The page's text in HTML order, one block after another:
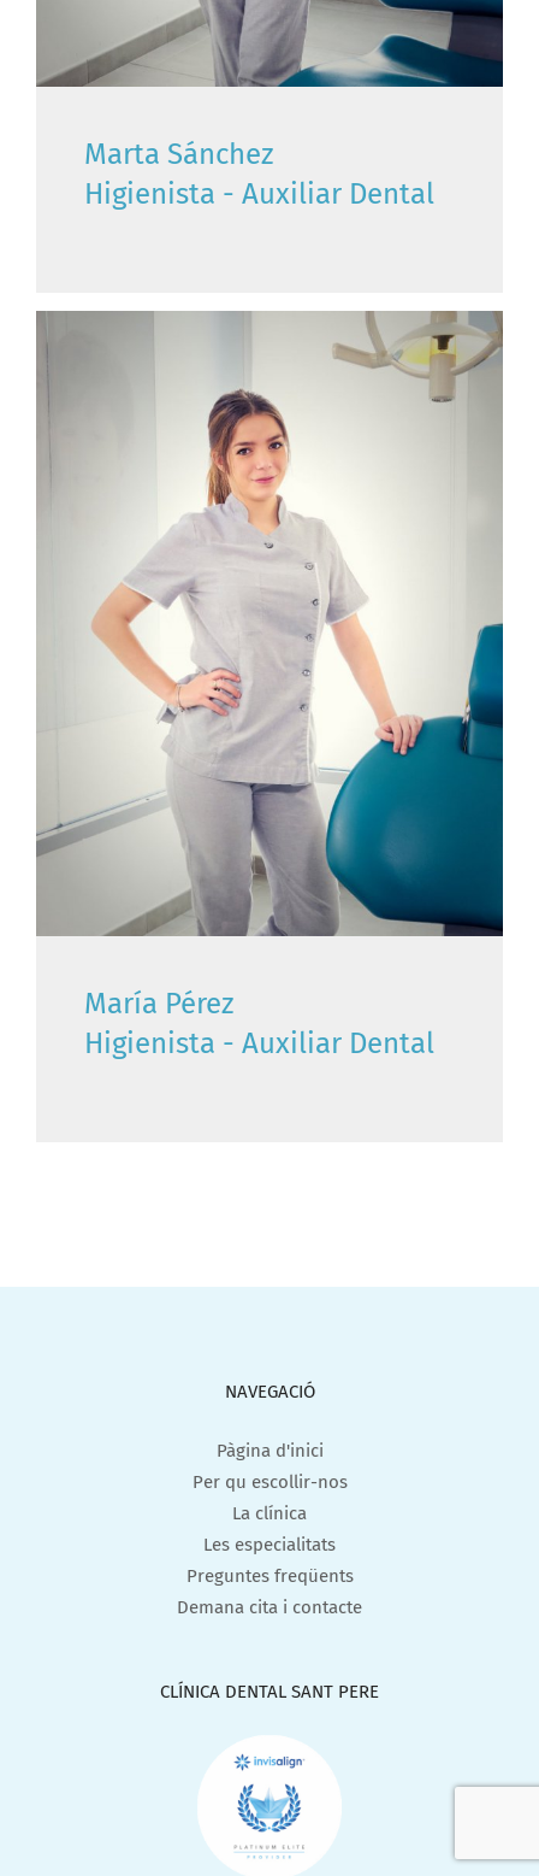
Marta Sánchez
Higienista - Auxiliar Dental
María Pérez
Higienista - Auxiliar Dental
NAVEGACIÓ
Pàgina d'inici
Per qu escollir-nos
La clínica
Les especialitats
Preguntes freqüents
Demana cita i contacte
CLÍNICA DENTAL SANT PERE